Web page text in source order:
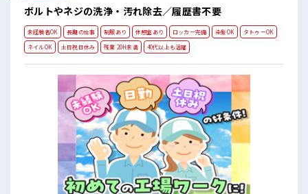
ボルトやネジの洗浄・汚れ除去／履歴書不要
未経験者OK 長期の仕事 制服あり 休憩室あり ロッカー完備 染髪OK
タトゥーOK
ネイルOK
土日祝日休み 残業 20H未満 40代以上も活躍